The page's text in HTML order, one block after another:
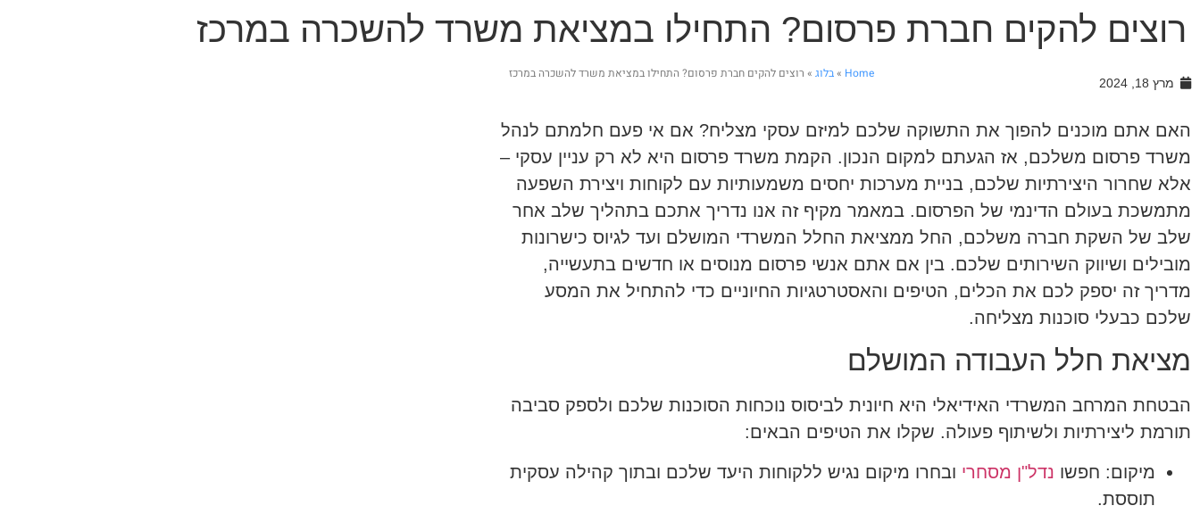
רוצים להקים חברת פרסום? התחילו במציאת משרד להשכרה במרכז
Home
»בלוג » רוצים להקים חברת פרסום? התחילו במציאת משרד להשכרה במרכז
מרץ 18, 2024
האם אתם מוכנים להפוך את התשוקה שלכם למיזם עסקי מצליח? אם אי פעם חלמתם לנהל
משרד פרסום משלכם, אז הגעתם למקום הנכון. הקמת משרד פרסום היא לא רק עניין עסקי –
אלא שחרור היצירתיות שלכם, בניית מערכות יחסים משמעותיות עם לקוחות ויצירת השפעה
מתמשכת בעולם הדינמי של הפרסום. במאמר מקיף זה אנו נדריך אתכם בתהליך שלב אחר
שלב של השקת חברה משלכם, החל ממציאת החלל המשרדי המושלם ועד לגיוס כישרונות
מובילים ושיווק השירותים שלכם. בין אם אתם אנשי פרסום מנוסים או חדשים בתעשייה,
מדריך זה יספק לכם את הכלים, הטיפים והאסטרטגיות החיוניים כדי להתחיל את המסע
שלכם כבעלי סוכנות מצליחה.
מציאת חלל העבודה המושלם
הבטחת המרחב המשרדי האידיאלי היא חיונית לביסוס נוכחות הסוכנות שלכם ולספק סביבה
תורמת ליצירתיות ולשיתוף פעולה. שקלו את הטיפים הבאים:
מיקום: חפשו נדל"ן מסחרי ובחרו מיקום נגיש ללקוחות היעד שלכם ובתוך קהילה עסקית
תוססת.